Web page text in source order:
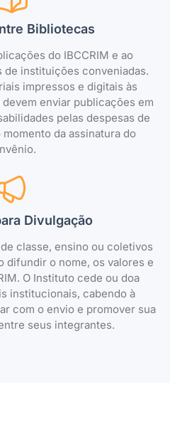
Bibliotecas
do IBCCRIM e ao
instituições conveniadas.
impressos e digitais às
enviar publicações em
pelas despesas de
da assinatura do
Divulgação
classe, ensino ou coletivos
difundir o nome, os valores e
O Instituto cede ou doa
institucionais, cabendo à
com o envio e promover sua
seus integrantes.